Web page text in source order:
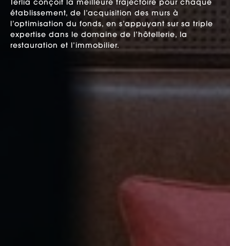
établissement, de l’acquisition des murs à
l’optimisation du fonds, en s’appuyant sur sa triple
expertise dans le domaine de l’hôtellerie, la
restauration et l’immobilier.